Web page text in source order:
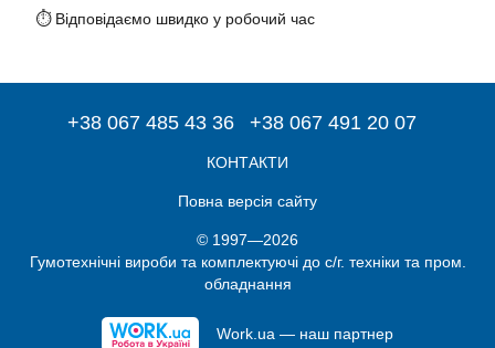
⏱️ Відповідаємо швидко у робочий час
+38 067 485 43 36 +38 067 491 20 07
КОНТАКТИ
Повна версія сайту
© 1997—2026
Гумотехнічні вироби та комплектуючі до с/г. техніки та пром.
обладнання
Work.ua — наш партнер